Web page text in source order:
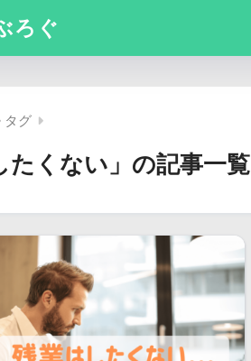
ろぐ
タグ
たくない」の記事一覧